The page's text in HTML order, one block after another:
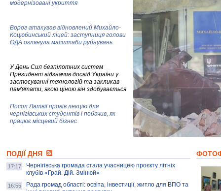
модернізовані укриття
Ворог атакував відновлений Михайло-
Коцюбинський ліцей: заступниця голови
ОДА оглянула масштаби руйнувань
У День Сил безпілотних систем
Президент відзначив досвід України у
застосуванні технологій та закликав
пам'ятати, якою ціною він здобувається
Посол Латвії провів лекцію для
чернігівських студентів і побачив, як
працює місцевий бізнес
колекцію про війну, емоції та тварин
AB InBev Efes Україна підтримала
ПОДІЇ ДНЯ
17:17
Чернігівська громада стала учасницею проєкту літніх
клубів «Грай. Дій. Змінюй»
16:55
Рада громад області: освіта, інвестиції, житло для ВПО та